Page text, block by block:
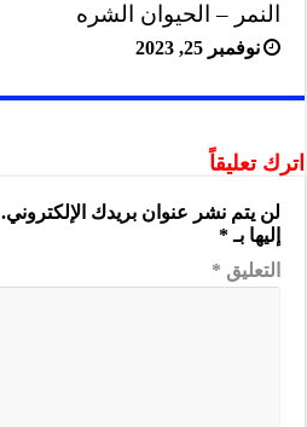
النمر – الحيوان الشره
نوفمبر 25, 2023
اترك تعليقاً
لن يتم نشر عنوان بريدك الإلكتروني.
إليها بـ*
التعليق *